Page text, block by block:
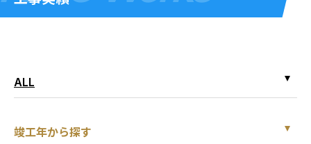
ALL
竣工年から探す